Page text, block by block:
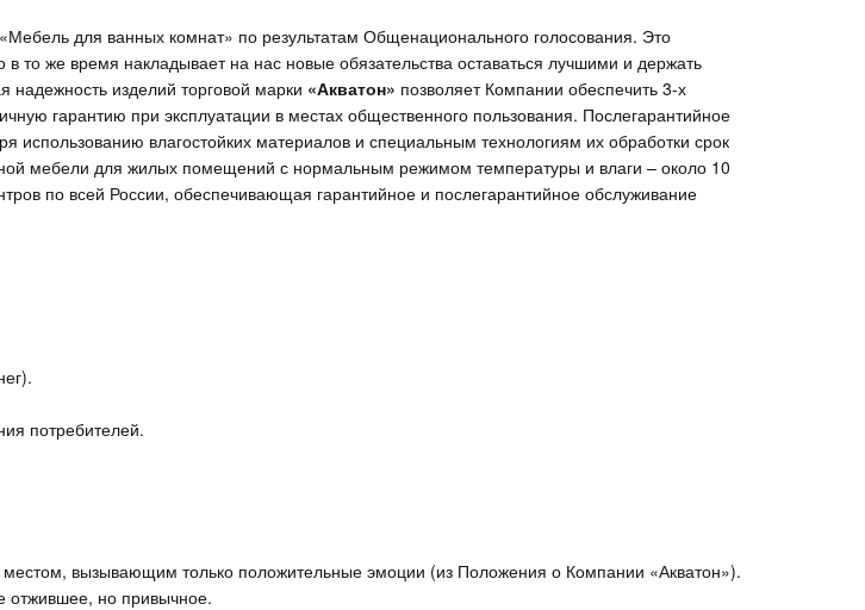
для ванных комнат» по результатам Общенационального голосования. Это
же время накладывает на нас новые обязательства оставаться лучшими и держать
изделий торговой марки «Акватон» позволяет Компании обеспечить 3-х
гарантию при эксплуатации в местах общественного пользования. Послегарантийное
использованию влагостойких материалов и специальным технологиям их обработки срок
мебели для жилых помещений с нормальным режимом температуры и влаги – около 10
по всей России, обеспечивающая гарантийное и послегарантийное обслуживание
потребителей.
вызывающим только положительные эмоции (из Положения о Компании «Акватон»).
отжившее, но привычное.